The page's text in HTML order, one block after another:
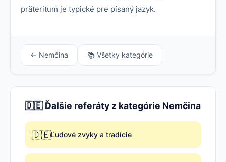
präteritum je typické pre písaný jazyk.
← Nemčina 📚 Všetky kategórie
🇩🇪 Ďalšie referáty z kategórie Nemčina
🇩🇪Ľudové zvyky a tradície